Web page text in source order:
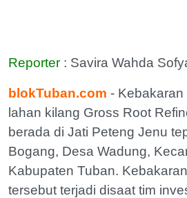
Reporter : Savira Wahda
blokTuban.com -
lahan kilang Gross Root
berada di Jati Peteng Jenu
Bogang, Desa Wadung,
Kabupaten Tuban.
tersebut terjadi disaat tim